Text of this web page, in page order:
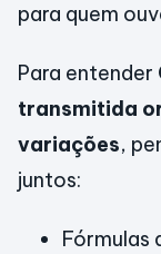
para quem
Para entender
transmitida
variações,
juntos:
Fórmulas